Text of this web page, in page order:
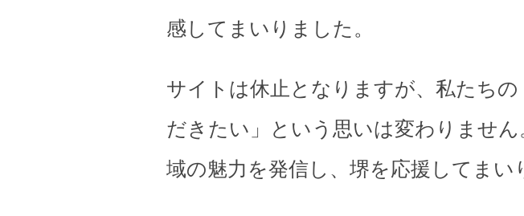
感してまいりました。
サイトは休止となりますが、私たち
だきたい」という思いは変わりませ
域の魅力を発信し、堺を応援してまい